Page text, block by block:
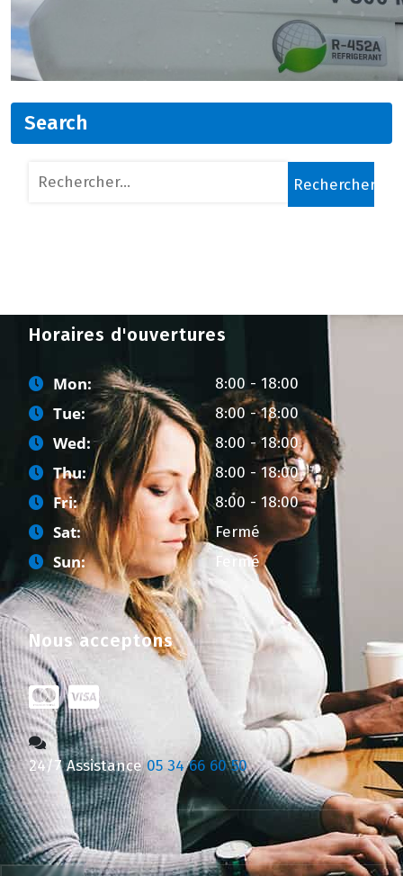
Search
Rechercher :
Horaires d'ouvertures
Mon: 8:00 - 18:00
Tue: 8:00 - 18:00
Wed: 8:00 - 18:00
Thu: 8:00 - 18:00
Fri: 8:00 - 18:00
Sat: Fermé
Sun: Fermé
Nous acceptons
24/7 Assistance 05 34 66 60 50